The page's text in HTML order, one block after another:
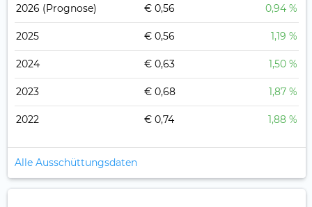
2026 (Prognose) € 0,56 0,94 %
2025 € 0,56 1,19 %
2024 € 0,63 1,50 %
2023 € 0,68 1,87 %
2022 € 0,74 1,88 %
Alle Ausschüttungsdaten